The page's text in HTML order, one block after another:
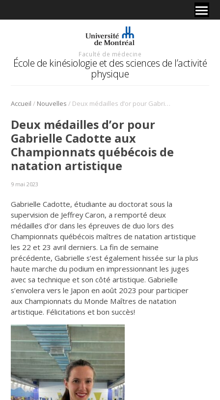
Faculté de médecine
École de kinésiologie et des sciences de l’activité
physique
Accueil / Nouvelles / Deux médailles d’or pour Gabrielle Cadotte aux Championnats québécois de natation artistique
Deux médailles d’or pour
Gabrielle Cadotte aux
Championnats québécois de
natation artistique
9 mai 2023
Gabrielle Cadotte, étudiante au doctorat sous la
supervision de Jeffrey Caron, a remporté deux
médailles d’or dans les épreuves de duo lors des
Championnats québécois maîtres de natation artistique
les 22 et 23 avril derniers. La fin de semaine
précédente, Gabrielle s’est également hissée sur la plus
haute marche du podium en impressionnant les juges
avec sa technique et son côté artistique. Gabrielle
s’envolera vers le Japon en août 2023 pour participer
aux Championnats du Monde Maîtres de natation
artistique. Félicitations et bon succès!